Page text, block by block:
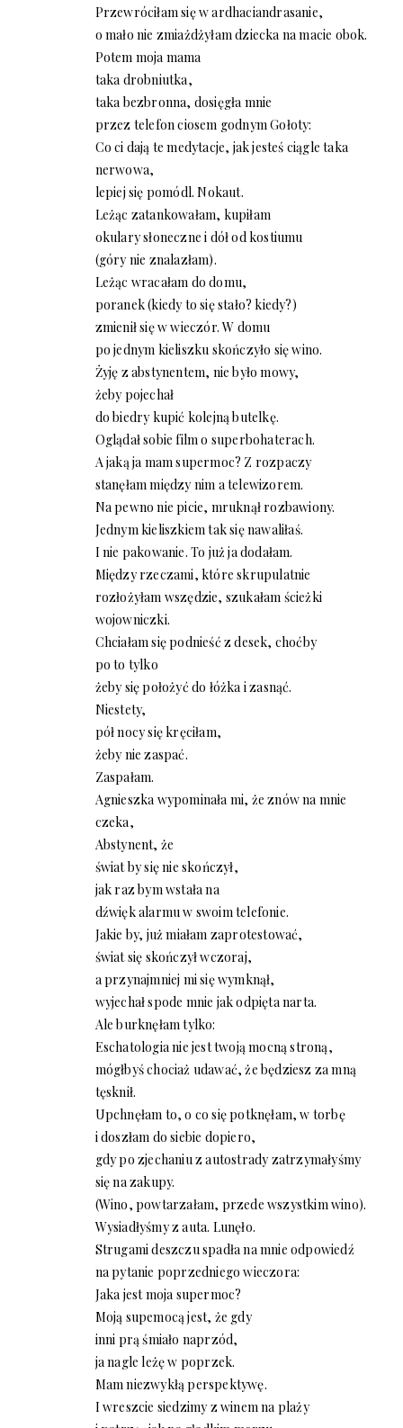
Przewróciłam się w ardhaciandrasanie,
o mało nie zmiażdżyłam dziecka na macie obok.
Potem moja mama
taka drobniutka,
taka bezbronna, dosięgła mnie
przez telefon ciosem godnym Gołoty:
Co ci dają te medytacje, jak jesteś ciągle taka
nerwowa,
lepiej się pomódl. Nokaut.
Leżąc zatankowałam, kupiłam
okulary słoneczne i dół od kostiumu
(góry nie znalazłam).
Leżąc wracałam do domu,
poranek (kiedy to się stało? kiedy?)
zmienił się w wieczór. W domu
po jednym kieliszku skończyło się wino.
Żyję z abstynentem, nie było mowy,
żeby pojechał
do biedry kupić kolejną butelkę.
Oglądał sobie film o superbohaterach.
A jaką ja mam supermoc? Z rozpaczy
stanęłam między nim a telewizorem.
Na pewno nie picie, mruknął rozbawiony.
Jednym kieliszkiem tak się nawaliłaś.
I nie pakowanie. To już ja dodałam.
Między rzeczami, które skrupulatnie
rozłożyłam wszędzie, szukałam ścieżki
wojowniczki.
Chciałam się podnieść z desek, choćby
po to tylko
żeby się położyć do łóżka i zasnąć.
Niestety,
pół nocy się kręciłam,
żeby nie zaspać.
Zaspałam.
Agnieszka wypominała mi, że znów na mnie
czeka,
Abstynent, że
świat by się nie skończył,
jak raz bym wstała na
dźwięk alarmu w swoim telefonie.
Jakie by, już miałam zaprotestować,
świat się skończył wczoraj,
a przynajmniej mi się wymknął,
wyjechał spode mnie jak odpięta narta.
Ale burknęłam tylko:
Eschatologia nie jest twoją mocną stroną,
mógłbyś chociaż udawać, że będziesz za mną
tęsknił.
Upchnęłam to, o co się potknęłam, w torbę
i doszłam do siebie dopiero,
gdy po zjechaniu z autostrady zatrzymałyśmy
się na zakupy.
(Wino, powtarzałam, przede wszystkim wino).
Wysiadłyśmy z auta. Lunęło.
Strugami deszczu spadła na mnie odpowiedź
na pytanie poprzedniego wieczora:
Jaka jest moja supermoc?
Moją supemocą jest, że gdy
inni prą śmiało naprzód,
ja nagle leżę w poprzek.
Mam niezwykłą perspektywę.
I wreszcie siedzimy z winem na plaży